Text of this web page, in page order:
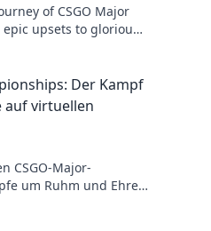
of CSGO Major
upsets to glorious
Der Kampf
auf virtuellen
CSGO-Major-
um Ruhm und Ehre